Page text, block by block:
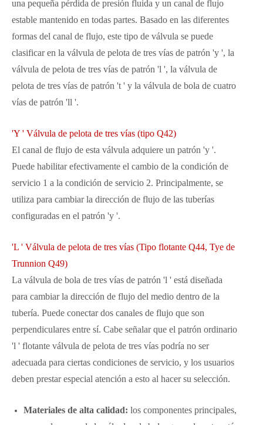
una pequeña pérdida de presión fluida y un canal de flujo
estable mantenido en todas partes. Basado en las diferentes
formas del canal de flujo, este tipo de válvula se puede
clasificar en la válvula de pelota de tres vías de patrón 'y ', la
válvula de pelota de tres vías de patrón 'l ', la válvula de
pelota de tres vías de patrón 't ' y la válvula de bola de cuatro
vías de patrón 'll '.
'Y ' Válvula de pelota de tres vías (tipo Q42)
El canal de flujo de esta válvula adquiere un patrón 'y '.
Puede habilitar efectivamente el cambio de la condición de
servicio 1 a la condición de servicio 2. Principalmente, se
utiliza para cambiar la dirección de flujo de las tuberías
configuradas en el patrón 'y '.
'L ' Válvula de pelota de tres vías (Tipo flotante Q44, Tye de
Trunnion Q49)
La válvula de bola de tres vías de patrón 'l ' está diseñada
para cambiar la dirección de flujo del medio dentro de la
tubería. Puede conectar dos canales de flujo que son
perpendiculares entre sí. Cabe señalar que el patrón ordinario
'l ' flotante válvula de pelota de tres vías podría no ser
adecuada para ciertas condiciones de servicio, y los usuarios
deben prestar especial atención a esto al hacer su selección.
Materiales de alta calidad: los componentes principales,